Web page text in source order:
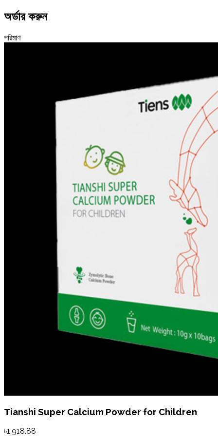
অর্ডার করুন
পরিমাণ
Tianshi Super Calcium Powder for Children
৳1,918.88